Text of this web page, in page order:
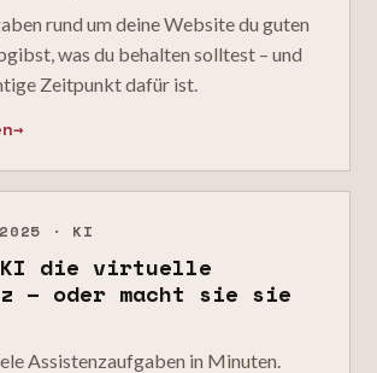
rund um deine Website du guten
was du behalten solltest – und
Zeitpunkt dafür ist.
→
· KI
die virtuelle
– oder macht sie sie
Assistenzaufgaben in Minuten.